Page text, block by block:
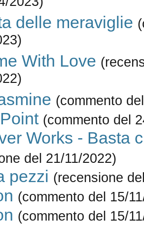
delle meraviglie
With Love
(commento
(commento del
Works - Basta
del 21/11/2022)
pezzi (recensione
(commento del 15/
(commento del 15/